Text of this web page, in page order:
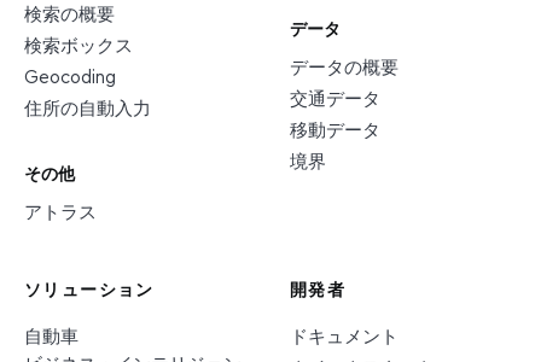
検索の概要
検索ボックス
Geocoding
住所の自動入力
その他
アトラス
データ
データの概要
交通データ
移動データ
境界
ソリューション
自動車
開発者
ドキュメント